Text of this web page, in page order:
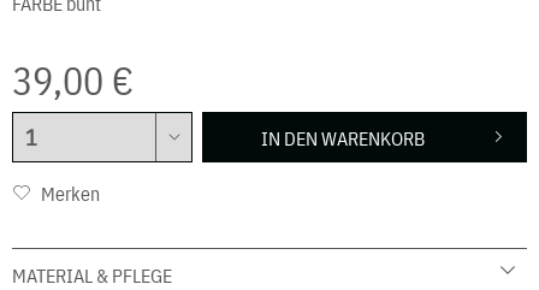
39,00 €
IN DENWARENKORB
Merken
MATERIAL & PFLEGE